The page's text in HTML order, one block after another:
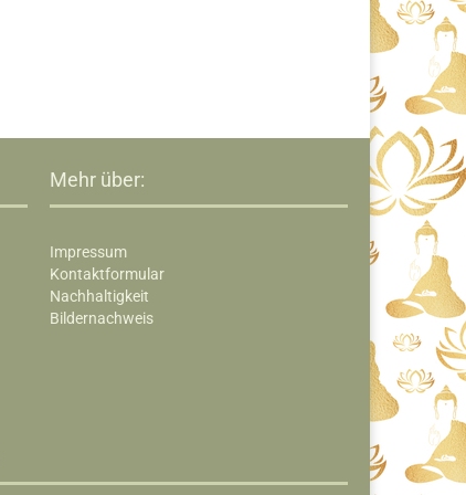
Mehr über:
Impressum
Kontaktformular
Nachhaltigkeit
Bildernachweis